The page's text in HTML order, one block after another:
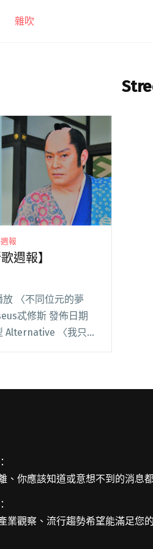
雜吹
報
週報】
放 〈不同位元的夢
忒修斯 發佈日期
Alternative 〈我只是
2019/03/14 音樂類
、你應該知道或意想不到的消息
業觀察、流行趨勢希望能滿足您